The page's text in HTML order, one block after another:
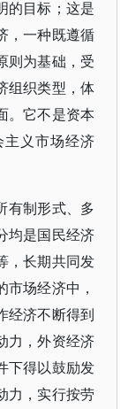
的目标；这是
，一种既遵循
则为基础，受
组织类型，体
。它不是资本
义市场经济
有制形式、多
均是国民经济
，长期共同发
场经济中，
经济不断得到
力，外资经济
下得以鼓励发
力，实行按劳